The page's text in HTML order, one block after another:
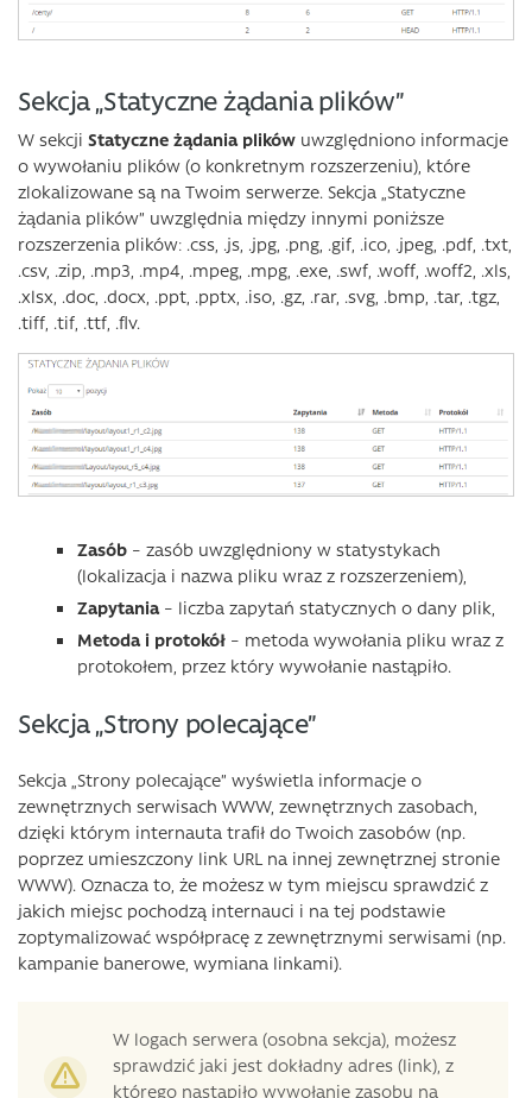
Sekcja „Statyczne żądania plików”
W sekcji Statyczne żądania plików uwzględniono informacje
o wywołaniu plików (o konkretnym rozszerzeniu), które
zlokalizowane są na Twoim serwerze. Sekcja „Statyczne
żądania plików” uwzględnia między innymi poniższe
rozszerzenia plików: .css, .js, .jpg, .png, .gif, .ico, .jpeg, .pdf, .txt,
.csv, .zip, .mp3, .mp4, .mpeg, .mpg, .exe, .swf, .woff, .woff2, .xls,
.xlsx, .doc, .docx, .ppt, .pptx, .iso, .gz, .rar, .svg, .bmp, .tar, .tgz,
.tiff, .tif, .ttf, .flv.
Zasób – zasób uwzględniony w statystykach
(lokalizacja i nazwa pliku wraz z rozszerzeniem),
Zapytania– liczba zapytań statycznych o dany plik,
Metoda i protokół – metoda wywołania pliku wraz z
protokołem, przez który wywołanie nastąpiło.
Sekcja „Strony polecające”
Sekcja „Strony polecające” wyświetla informacje o
zewnętrznych serwisach WWW, zewnętrznych zasobach,
dzięki którym internauta trafił do Twoich zasobów (np.
poprzez umieszczony link URL na innej zewnętrznej stronie
WWW). Oznacza to, że możesz w tym miejscu sprawdzić z
jakich miejsc pochodzą internauci i na tej podstawie
zoptymalizować współpracę z zewnętrznymi serwisami (np.
kampanie banerowe, wymiana linkami).
W logach serwera (osobna sekcja), możesz
sprawdzić jaki jest dokładny adres (link), z
którego nastąpiło wywołanie zasobu na